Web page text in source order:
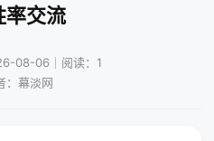
交流
08-06｜阅读：1
：幕淡网